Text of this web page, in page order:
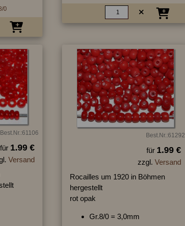
0
Best.Nr.:61106
für 1.99 €
Versand
Best.Nr.:61292
für 1.99 €
zzgl. Versand
Rocailles um 1920 in Böhmen
hergestellt
rot opak
Gr.8/0 = 3,0mm